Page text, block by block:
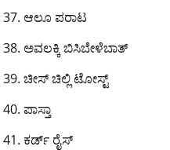
ಆಲೂ ಪರಾಟ
ಅವಲಕ್ಕಿ ಬಿಸಿಬೇಳೆಬಾತ್
ಚೀಸ್ ಚಿಲ್ಲಿ ಟೋಸ್ಟ್
ಪಾಸ್ತಾ
ಕರ್ಡ್ ರೈಸ್